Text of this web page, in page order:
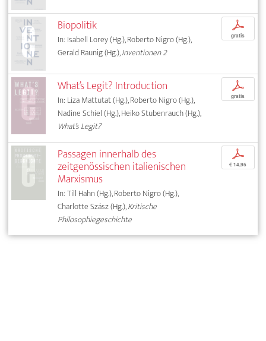
Biopolitik
In: Isabell Lorey (Hg.), Roberto Nigro (Hg.),
Gerald Raunig (Hg.),Inventionen 2
p
gratis
What’s Legit? Introduction
In: Liza Mattutat (Hg.), Roberto Nigro (Hg.),
Nadine Schiel (Hg.), Heiko Stubenrauch (Hg.),
What’s Legit?
p
gratis
Passagen innerhalb des
zeitgenössischen italienischen
Marxismus
In: Till Hahn (Hg.), Roberto Nigro (Hg.),
Charlotte Szász (Hg.),Kritische
Philosophiegeschichte
p
€ 14,95